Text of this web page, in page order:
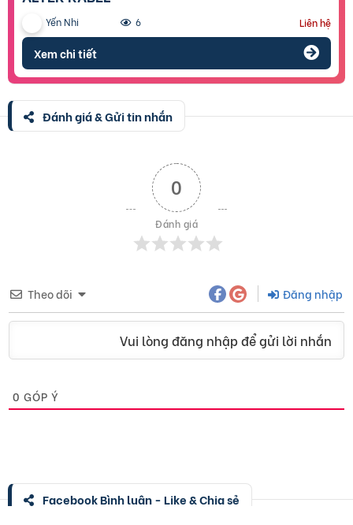
Yến Nhi 6 Liên hệ
Xem chi tiết
Đánh giá & Gửi tin nhắn
0
Đánh giá
Theo dõi Đăng nhập
Vui lòng đăng nhập để gửi lời nhắn
0 GÓP Ý
Facebook Bình luận - Like & Chia sẻ